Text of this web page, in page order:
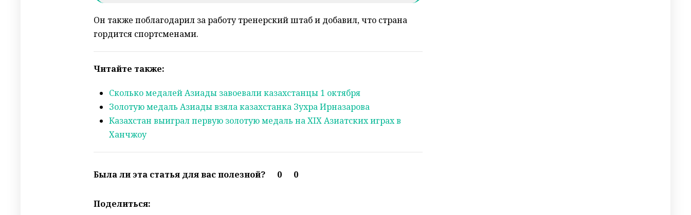
Он также поблагодарил за работу тренерский штаб и добавил, что страна
гордится спортсменами.
Читайте также:
Сколько медалей Азиады завоевали казахстанцы 1 октября
Золотую медаль Азиады взяла казахстанка Зухра Ирназарова
Казахстан выиграл первую золотую медаль на XIX Азиатских играх в
Ханчжоу
Была ли эта статья для вас полезной? 0 0
Поделиться: